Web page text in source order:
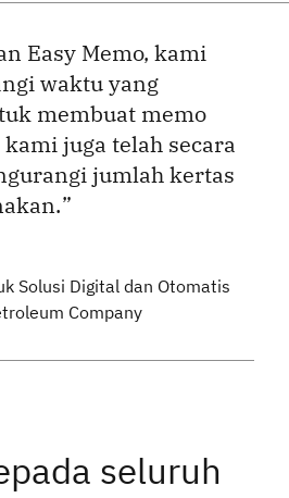
Easy Memo, kami
waktu yang
membuat memo
juga telah secara
jumlah kertas
Solusi Digital dan Otomatis
Company